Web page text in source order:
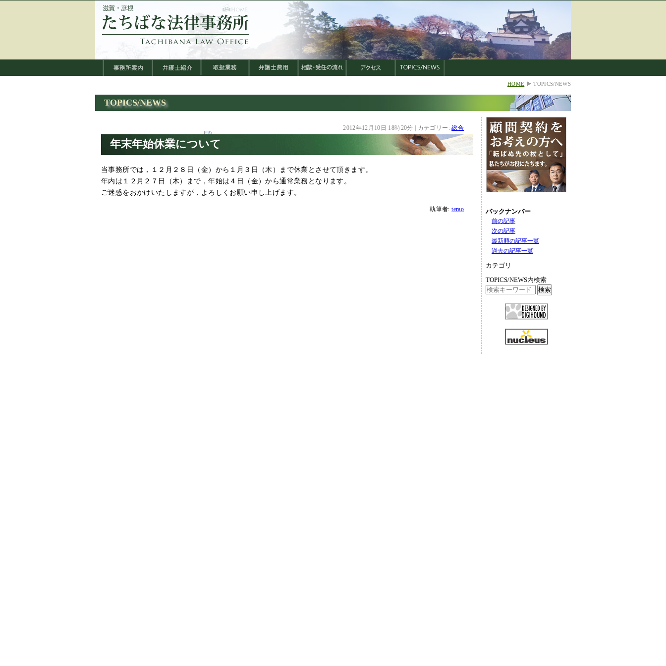
HOME TOPICS/NEWS
TOPICS/NEWS
バックナンバー
前の記事
次の記事
最新順の記事一覧
過去の記事一覧
カテゴリ
TOPICS/NEWS内検索
2012年12月10日 18時20分 | カテゴリー:総合
年末年始休業について
当事務所では，１２月２８日（金）から１月３日（木）まで休業とさせて頂きます。
年内は１２月２７日（木）まで，年始は４日（金）から通常業務となります。
ご迷惑をおかけいたしますが，よろしくお願い申し上げます。
執筆者:terao